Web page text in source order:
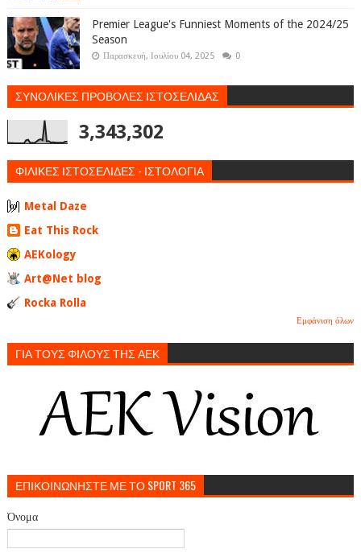
Premier League's Funniest Moments of the 2024/25
Season
Παρασκευή, Ιουλίου 04, 2025 0
ΣΥΝΟΛΙΚΕΣ ΠΡΟΒΟΛΕΣ ΙΣΤΟΣΕΛΙΔΑΣ
3,343,302
ΦΙΛΙΚΕΣ ΙΣΤΟΣΕΛΙΔΕΣ - ΙΣΤΟΛΟΓΙΑ
Metal Daze
Eat This Rock
AEKology
Art@Net blog
Rocka Rolla
Εμφάνιση όλων
ΓΙΑ ΤΟΥΣ ΦΙΛΟΥΣ ΤΗΣ ΑΕΚ
ΕΠΙΚΟΙΝΩΝΗΣΤΕ ΜΕ ΤΟ SPORT 365
Όνομα